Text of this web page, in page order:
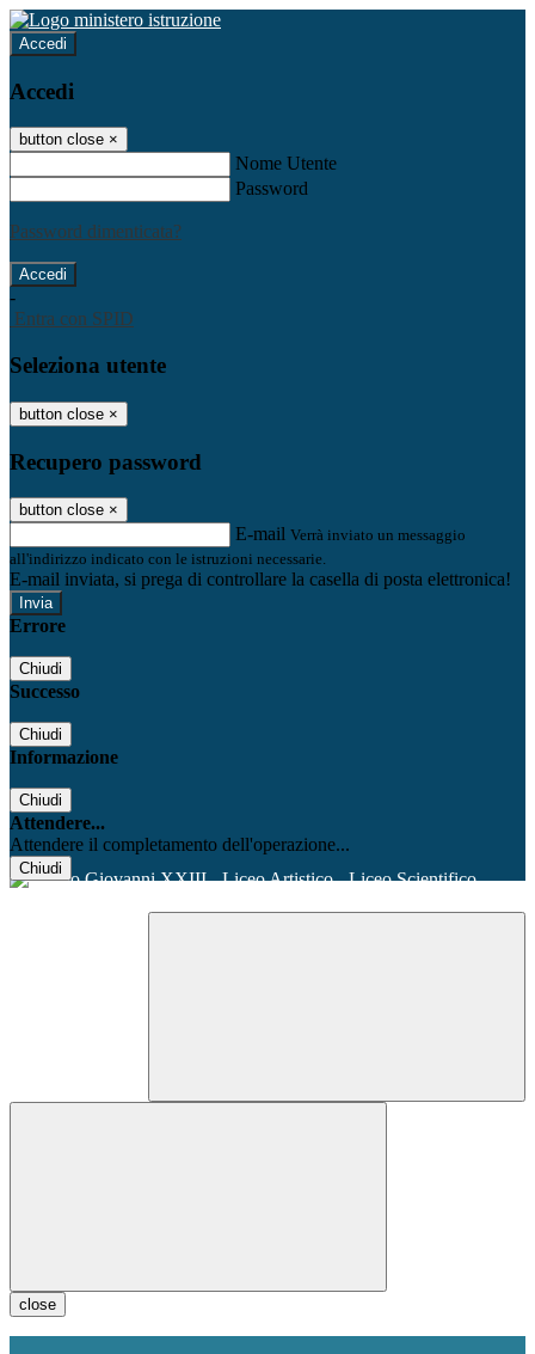
Accedi
Accedi
button close ×
Nome Utente
Password
Password dimenticata?
-
Entra con SPID
Seleziona utente
button close ×
Recupero password
button close ×
E-mail Verrà inviato un messaggio
all'indirizzo indicato con le istruzioni necessarie.
E-mail inviata, si prega di controllare la casella di posta elettronica!
Errore
Chiudi
Successo
Chiudi
Informazione
Chiudi
Attendere...
Attendere il completamento dell'operazione...
Chiudi
close